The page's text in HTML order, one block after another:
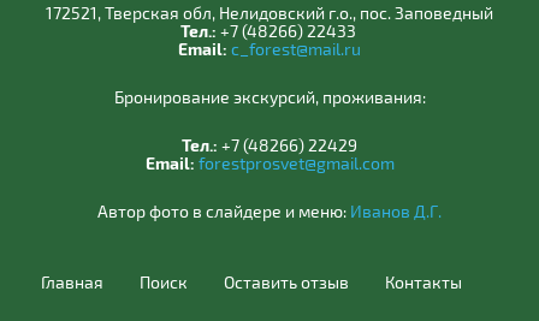
172521, Тверская обл, Нелидовский г.о., пос. Заповедный
Тел.: +7 (48266) 22433
Email: c_forest@mail.ru
Бронирование экскурсий, проживания:
Тел.: +7 (48266) 22429
Email: forestprosvet@gmail.com
Автор фото в слайдере и меню: Иванов Д.Г.
Главная Поиск Оставить отзыв Контакты